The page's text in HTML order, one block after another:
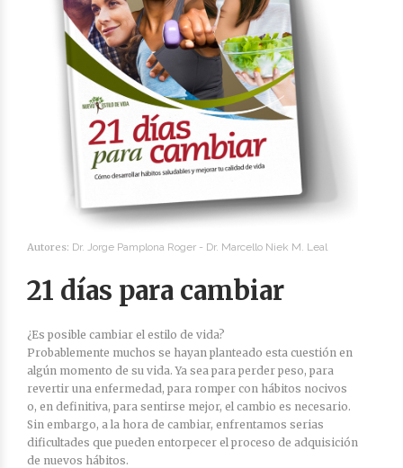
Autores: Dr. Jorge Pamplona Roger - Dr. Marcello Niek M. Leal
21 días para cambiar
¿Es posible cambiar el estilo de vida?
Probablemente muchos se hayan planteado esta cuestión en
algún momento de su vida. Ya sea para perder peso, para
revertir una enfermedad, para romper con hábitos nocivos
o, en definitiva, para sentirse mejor, el cambio es necesario.
Sin embargo, a la hora de cambiar, enfrentamos serias
dificultades que pueden entorpecer el proceso de adquisición
de nuevos hábitos.